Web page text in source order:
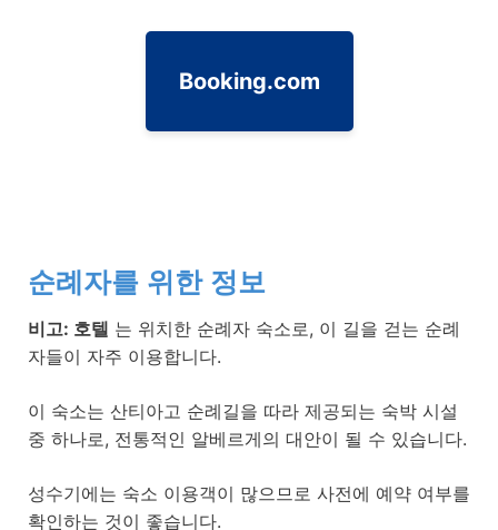
Booking.com
순례자를 위한 정보
비고: 호텔 는 위치한 순례자 숙소로, 이 길을 걷는 순례
자들이 자주 이용합니다.
이 숙소는 산티아고 순례길을 따라 제공되는 숙박 시설
중 하나로, 전통적인 알베르게의 대안이 될 수 있습니다.
성수기에는 숙소 이용객이 많으므로 사전에 예약 여부를
확인하는 것이 좋습니다.